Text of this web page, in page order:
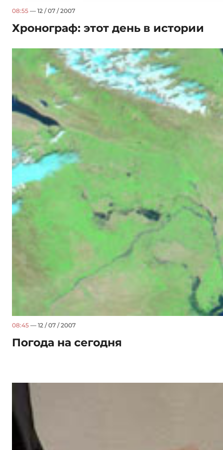
08:55 — 12 / 07 / 2007
Хронограф: этот день в истории
08:45 — 12 / 07 / 2007
Погода на сегодня